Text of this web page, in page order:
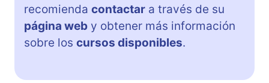
recomienda contactar a través de su
página web y obtener más información
sobre los cursos disponibles.